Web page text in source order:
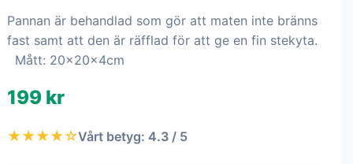
Pannan är behandlad som gör att maten inte bränns
fast samt att den är räfflad för att ge en fin stekyta.
Mått: 20x20x4cm
199 kr
★★★★☆Vårt betyg: 4.3 / 5